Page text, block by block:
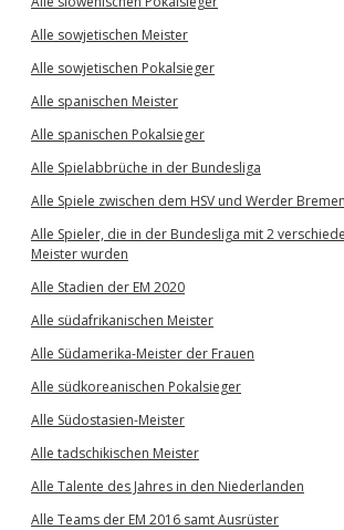
Alle sowjetischen Meister
Alle sowjetischen Pokalsieger
Alle spanischen Meister
Alle spanischen Pokalsieger
Alle Spielabbrüche in der Bundesliga
Alle Spiele zwischen dem HSV und Werder
Alle Spieler, die in der Bundesliga mit 2
Meister wurden
Alle Stadien der EM 2020
Alle südafrikanischen Meister
Alle Südamerika-Meister der Frauen
Alle südkoreanischen Pokalsieger
Alle Südostasien-Meister
Alle tadschikischen Meister
Alle Talente des Jahres in den Niederlanden
Alle Teams der EM 2016 samt Ausrüster